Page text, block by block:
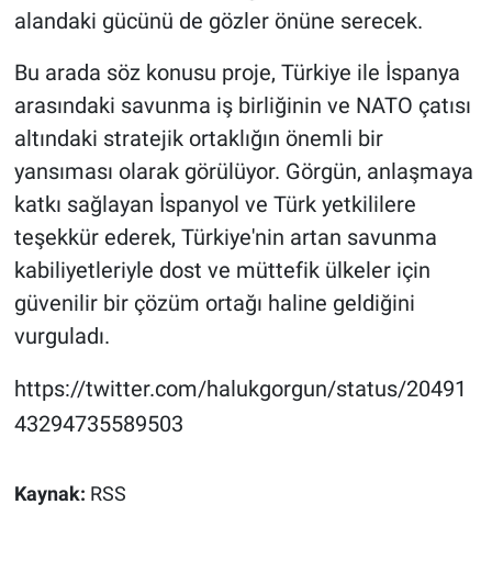
alandaki gücünü de gözler önüne serecek.
Bu arada söz konusu proje, Türkiye ile İspanya
arasındaki savunma iş birliğinin ve NATO çatısı
altındaki stratejik ortaklığın önemli bir
yansıması olarak görülüyor. Görgün, anlaşmaya
katkı sağlayan İspanyol ve Türk yetkililere
teşekkür ederek, Türkiye'nin artan savunma
kabiliyetleriyle dost ve müttefik ülkeler için
güvenilir bir çözüm ortağı haline geldiğini
vurguladı.
https://twitter.com/halukgorgun/status/20491
43294735589503
Kaynak: RSS